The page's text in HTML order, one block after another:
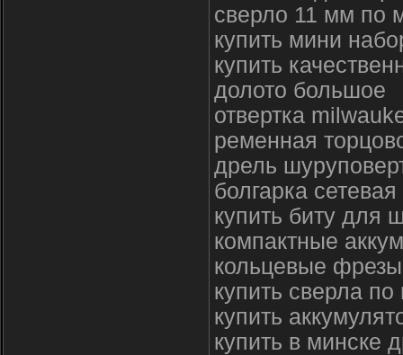
сверло 11 мм по
купить мини
купить
долото большое
отвертка
ременная
дрель
болгарка сетевая
купить биту для
компактные
кольцевые
купить сверла
купить
купить в минске